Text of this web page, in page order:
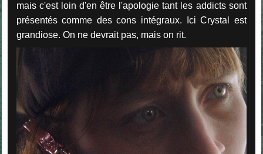
mais c'est loin d'en être l'apologie tant les addicts sont
présentés comme des cons intégraux. Ici Crystal est
grandiose. On ne devrait pas, mais on rit.